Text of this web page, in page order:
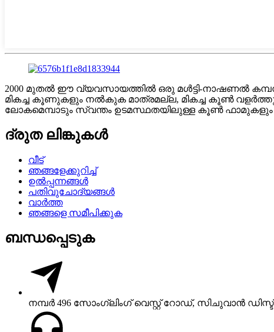
2000 മുതൽ ഈ വ്യവസായത്തിൽ ഒരു മൾട്ടി-നാഷണൽ
മികച്ച കൂണുകളും നൽകുക മാത്രമല്ല, മികച്ച കൂൺ
ലോകമെമ്പാടും സ്വന്തം ഉടമസ്ഥതയിലുള്ള കൂൺ ഫാമുകളും
ദ്രുത ലിങ്കുകൾ
വീട്
ഞങ്ങളേക്കുറിച്ച്
ഉൽപ്പന്നങ്ങൾ
പതിവുചോദ്യങ്ങൾ
വാർത്ത
ഞങ്ങളെ സമീപിക്കുക
ബന്ധപ്പെടുക
നമ്പർ 496 സോംഗ്ലിംഗ് വെസ്റ്റ് റോഡ്, സിചുവാൻ